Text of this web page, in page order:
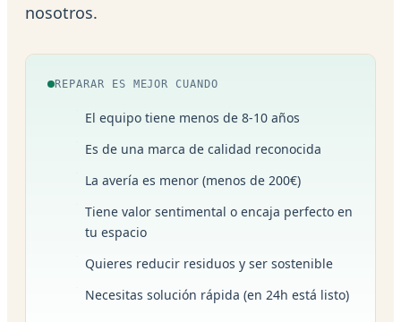
nosotros.
REPARAR ES MEJOR CUANDO
El equipo tiene menos de 8-10 años
Es de una marca de calidad reconocida
La avería es menor (menos de 200€)
Tiene valor sentimental o encaja perfecto en
tu espacio
Quieres reducir residuos y ser sostenible
Necesitas solución rápida (en 24h está listo)